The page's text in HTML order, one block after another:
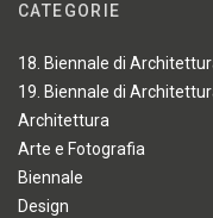
CATEGORIE
18. Biennale di
19. Biennale di
Architettura
Arte e Fotografia
Biennale
Design